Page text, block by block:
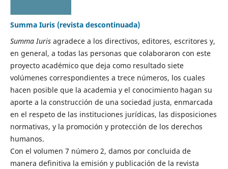
Summa Iuris (revista descontinuada)
Summa Iurisagradece a los directivos, editores, escritores y,
en general, a todas las personas que colaboraron con este
proyecto académico que deja como resultado siete
volúmenes correspondientes a trece números, los cuales
hacen posible que la academia y el conocimiento hagan su
aporte a la construcción de una sociedad justa, enmarcada
en el respeto de las instituciones jurídicas, las disposiciones
normativas, y la promoción y protección de los derechos
humanos.
Con el volumen 7 número 2, damos por concluida de
manera definitiva la emisión y publicación de la revista